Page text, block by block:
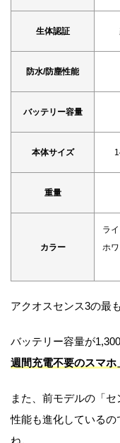
生体認証
防水/防塵性能
バッテリー容量
本体サイズ
重量
カラー
ラ
ホ
アクオスセンス3の最
バッテリー容量が
週間充電不要のスマホ
また、前モデルの「
性能も進化している
ね。